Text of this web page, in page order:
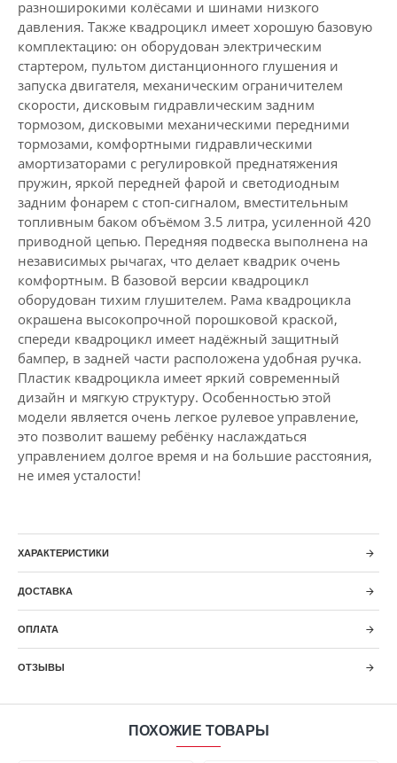
разноширокими колёсами и шинами низкого
давления. Также квадроцикл имеет хорошую базовую
комплектацию: он оборудован электрическим
стартером, пультом дистанционного глушения и
запуска двигателя, механическим ограничителем
скорости, дисковым гидравлическим задним
тормозом, дисковыми механическими передними
тормозами, комфортными гидравлическими
амортизаторами с регулировкой преднатяжения
пружин, яркой передней фарой и светодиодным
задним фонарем с стоп-сигналом, вместительным
топливным баком объёмом 3.5 литра, усиленной 420
приводной цепью. Передняя подвеска выполнена на
независимых рычагах, что делает квадрик очень
комфортным. В базовой версии квадроцикл
оборудован тихим глушителем. Рама квадроцикла
окрашена высокопрочной порошковой краской,
спереди квадроцикл имеет надёжный защитный
бампер, в задней части расположена удобная ручка.
Пластик квадроцикла имеет яркий современный
дизайн и мягкую структуру. Особенностью этой
модели является очень легкое рулевое управление,
это позволит вашему ребёнку наслаждаться
управлением долгое время и на большие расстояния,
не имея усталости!
ХАРАКТЕРИСТИКИ
ДОСТАВКА
ОПЛАТА
ОТЗЫВЫ
ПОХОЖИЕ ТОВАРЫ